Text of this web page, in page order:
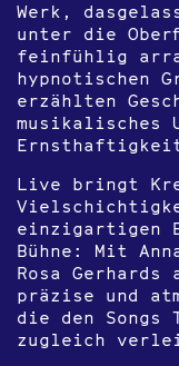
Werk,
unter die
feinfühlig
hypnotischen
erzählten
musikalisches
Live bringt
einzigartigen
Bühne: Mit
Rosa Gerhards
präzise und
die den
zugleich